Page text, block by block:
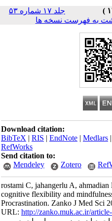
جلد ۱۷ شماره ۵۳
نسخه ها
Download citation:
BibTeX|RIS| EndNote
RefWorks
Send citation to:
Mendeley
rostami C, jahangerlu
cognitive flexibility and
Procrastination. Zanko J
URL:http://